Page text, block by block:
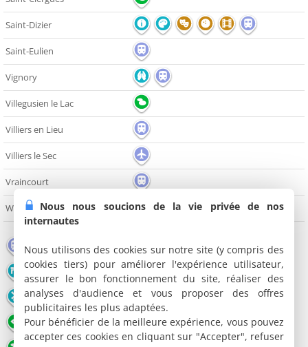
Saint-Dizier
Saint-Eulien
Vignory
Villegusien le Lac
Villiers en Lieu
Villiers le Sec
Vraincourt
Wassy
Gare Aéroport Monument
Pont Edifice religieux Château
Moulin Office de tourisme Musée
Point de vue Parc et Jardin Nature
Nous nous soucions de la vie privée de nos
internautes
Nous utilisons des cookies sur notre site (y compris des
cookies tiers) pour améliorer l'expérience utilisateur,
assurer le bon fonctionnement du site, réaliser des
analyses d'audience et vous proposer des offres
publicitaires les plus adaptées.
Pour bénéficier de la meilleure expérience, vous pouvez
accepter ces cookies en cliquant sur "Accepter", refuser